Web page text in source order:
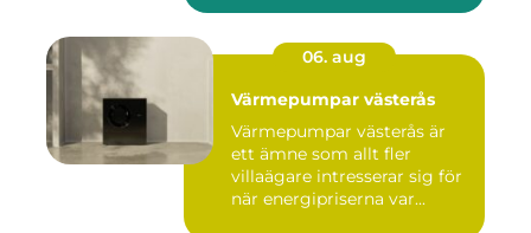
06. aug
Värmepumpar västerås
Värmepumpar västerås är
ett ämne som allt fler
villaägare intresserar sig för
när energipriserna var...